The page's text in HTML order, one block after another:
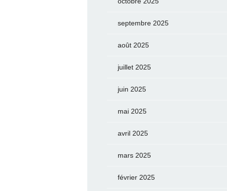
septembre 2025
août 2025
juillet 2025
juin 2025
mai 2025
avril 2025
mars 2025
février 2025